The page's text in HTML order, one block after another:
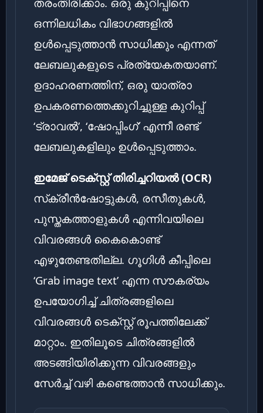
ഒന്നിലധികം വിഭാഗങ്ങളിൽ
ഉൾപ്പെടുത്താൻ സാധിക്കും എന്നത്
ലേബലുകളുടെ പ്രത്യേകതയാണ്.
ഉദാഹരണത്തിന്, ഒരു യാത്രാ
ഉപകരണത്തെക്കുറിച്ചുള്ള കുറിപ്പ്
‘ട്രാവൽ’, ‘ഷോപ്പിംഗ്’ എന്നീ രണ്ട്
ലേബലുകളിലും ഉൾപ്പെടുത്താം.
ഇമേജ് ടെക്സ്റ്റ് തിരിച്ചറിയൽ (OCR)
സ്‌ക്രീൻഷോട്ടുകൾ, രസീതുകൾ,
പുസ്തകത്താളുകൾ എന്നിവയിലെ
വിവരങ്ങൾ കൈകൊണ്ട്
എഴുതേണ്ടതില്ല. ഗൂഗിൾ കീപ്പിലെ
‘Grab image text’ എന്ന സൗകര്യം
ഉപയോഗിച്ച് ചിത്രങ്ങളിലെ
വിവരങ്ങൾ ടെക്സ്റ്റ് രൂപത്തിലേക്ക്
മാറ്റാം. ഇതിലൂടെ ചിത്രങ്ങളിൽ
അടങ്ങിയിരിക്കുന്ന വിവരങ്ങളും
സേർച്ച് വഴി കണ്ടെത്താൻ സാധിക്കും.